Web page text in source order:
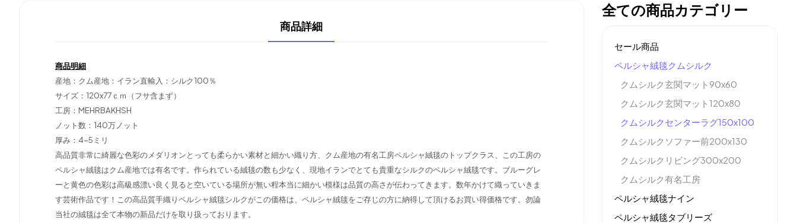
商品詳細
商品明細
産地：クム産地：イラン直輸入：シルク100％
サイズ：120x77ｃｍ（フサ含まず）
工房：MEHRBAKHSH
ノット数：140万ノット
厚み：4-5ミリ
高品質非常に綺麗な色彩のメダリオンとっても柔らかい素材と細かい織り方、クム産地の有名工房ペルシャ絨毯のトップクラス、この工房の
ペルシャ絨毯はクム産地では有名です。作られている絨毯の数も少なく、現地イランでとても貴重なシルクのペルシャ絨毯です。ブルーグレ
ーと黄色の色彩は高級感漂い良く見ると空いている場所が無い程本当に細かい模様は品質の高さが伝わってきます。数年かけて織っていきま
す芸術作品です！この高品質手織りペルシャ絨毯シルクがこの価格は、ペルシャ絨毯をご存じの方に納得して頂けるお買い得価格です。勿論
当社の絨毯は全て本物の新品だけを取り扱っております。
全ての商品カテゴリー
セール商品
ペルシャ絨毯クムシルク
クムシルク玄関マット90x60
クムシルク玄関マット120x80
クムシルクセンターラグ150x100
クムシルクソファー前200x130
クムシルクリビング300x200
クムシルク有名工房
ペルシャ絨毯ナイン
ペルシャ絨毯タブリーズ